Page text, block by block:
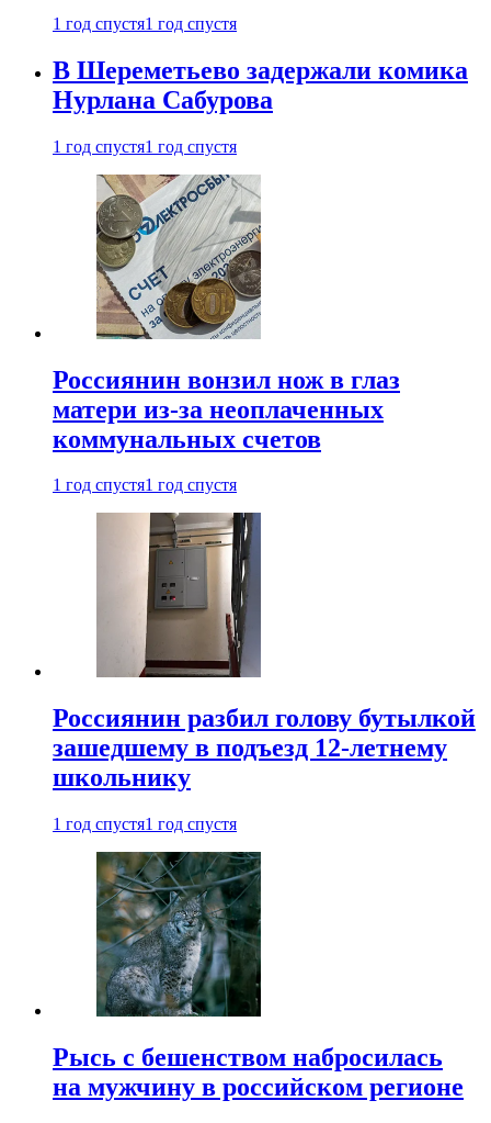
1 год спустя1 год спустя
В Шереметьево задержали комика
Нурлана Сабурова
1 год спустя1 год спустя
Россиянин вонзил нож в глаз
матери из-за неоплаченных
коммунальных счетов
1 год спустя1 год спустя
Россиянин разбил голову бутылкой
зашедшему в подъезд 12-летнему
школьнику
1 год спустя1 год спустя
Рысь с бешенством набросилась
на мужчину в российском регионе